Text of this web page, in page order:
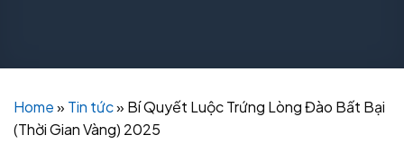
Home» Tin tức» Bí Quyết Luộc Trứng Lòng Đào Bất Bại
(Thời Gian Vàng) 2025